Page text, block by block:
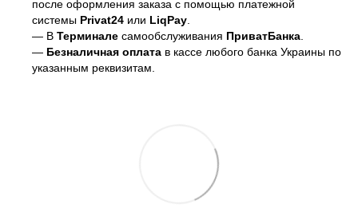
после оформления заказа с помощью платежной
системы Privat24 или LiqPay.
— В Терминале самообслуживания ПриватБанка.
— Безналичная оплата в кассе любого банка Украины по
указанным реквизитам.